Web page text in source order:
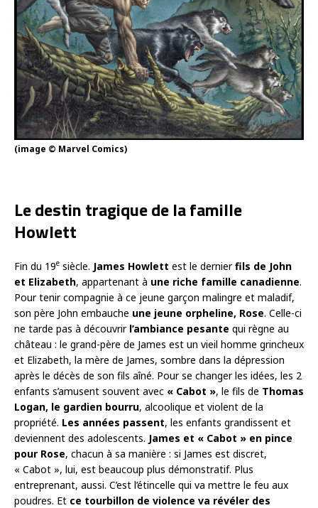
(image © Marvel Comics)
Le destin tragique de la famille
Howlett
Fin du 19e siècle. James Howlett est le dernierfils de John
et Elizabeth, appartenant à une riche famille canadienne.
Pour tenir compagnie à ce jeune garçon malingre et maladif,
son père John embauche une jeune orpheline, Rose. Celle-ci
ne tarde pas à découvrir l’ambiance pesante qui règne au
château : le grand-père de James est un vieil homme grincheux
et Elizabeth, la mère de James, sombre dans la dépression
après le décès de son fils aîné. Pour se changer les idées, les 2
enfants s’amusent souvent avec « Cabot », le fils de Thomas
Logan, le gardien bourru, alcoolique et violent de la
propriété. Les années passent, les enfants grandissent et
deviennent des adolescents. James et « Cabot » en pince
pour Rose, chacun à sa manière : si James est discret,
« Cabot », lui, est beaucoup plus démonstratif. Plus
entreprenant, aussi. C’est l’étincelle qui va mettre le feu aux
poudres. Et ce tourbillon de violence va révéler des